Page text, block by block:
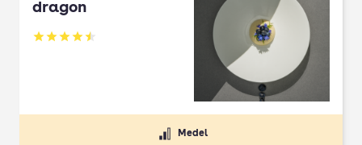
dragon
Betyg: 4.5 av 5
Medel